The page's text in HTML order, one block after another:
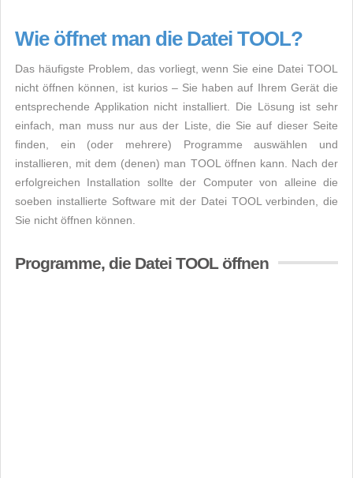
Wie öffnet man die Datei TOOL?
Das häufigste Problem, das vorliegt, wenn Sie eine Datei TOOL
nicht öffnen können, ist kurios – Sie haben auf Ihrem Gerät die
entsprechende Applikation nicht installiert. Die Lösung ist sehr
einfach, man muss nur aus der Liste, die Sie auf dieser Seite
finden, ein (oder mehrere) Programme auswählen und
installieren, mit dem (denen) man TOOL öffnen kann. Nach der
erfolgreichen Installation sollte der Computer von alleine die
soeben installierte Software mit der Datei TOOL verbinden, die
Sie nicht öffnen können.
Programme, die Datei TOOL öffnen